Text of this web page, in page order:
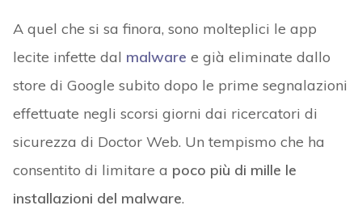
A quel che si sa finora, sono molteplici le app
lecite infette dal malware e già eliminate dallo
store di Google subito dopo le prime segnalazioni
effettuate negli scorsi giorni dai ricercatori di
sicurezza di Doctor Web. Un tempismo che ha
consentito di limitare a poco più di mille le
installazioni del malware.